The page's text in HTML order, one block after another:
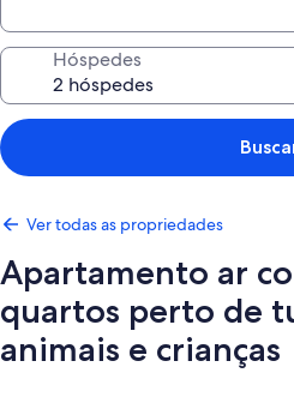
Hóspedes
Ver todas as propriedades
Apartamento ar
quartos perto de
animais e crianças